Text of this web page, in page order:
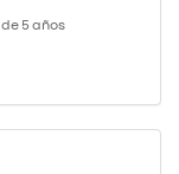
5 años